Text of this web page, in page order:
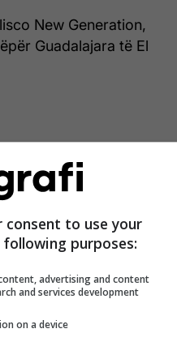
New Generation,
Guadalajara të El
consent to use your
purposes:
advertising and content
and services development
on a device